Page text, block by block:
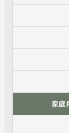
家庭